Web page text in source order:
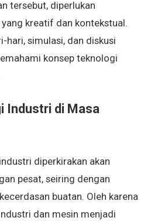
tersebut, diperlukan
kreatif dan kontekstual.
hari, simulasi, dan diskusi
konsep teknologi
Industri di Masa
diperkirakan akan
pesat, seiring dengan
buatan. Oleh karena
dan mesin menjadi